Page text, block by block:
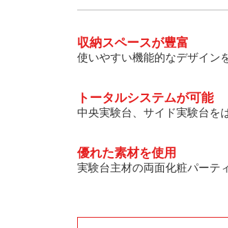
収納スペースが豊富
使いやすい機能的なデザイン
トータルシステムが可能
中央実験台、サイド実験台を
優れた素材を使用
実験台主材の両面化粧パーテ